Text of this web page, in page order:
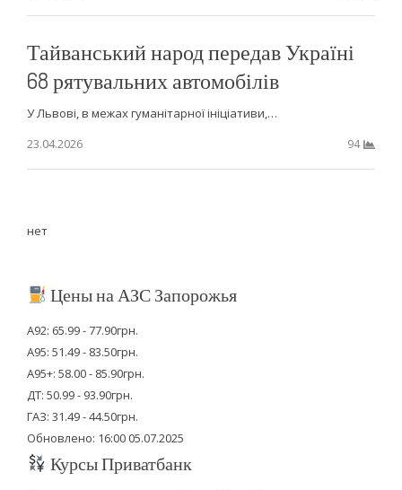
Тайванський народ передав Україні
68 рятувальних автомобілів
У Львові, в межах гуманітарної ініціативи,…
23.04.2026
94
нет
Цены на АЗС Запорожья
А92: 65.99 - 77.90грн.
А95: 51.49 - 83.50грн.
А95+: 58.00 - 85.90грн.
ДТ: 50.99 - 93.90грн.
ГАЗ: 31.49 - 44.50грн.
Обновлено: 16:00 05.07.2025
Курсы Приватбанк